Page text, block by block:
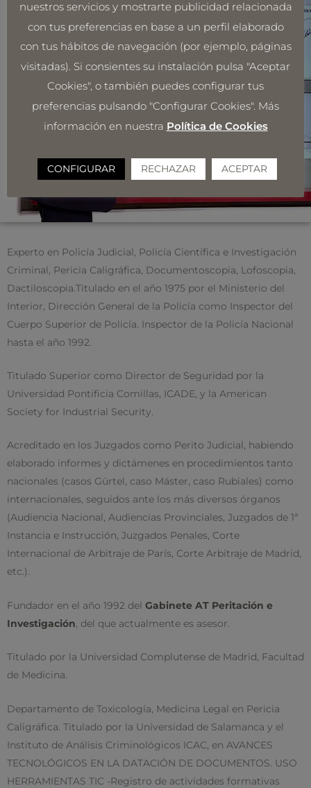
Experto en Policía Judicial, Policía Científica e Investigación
Criminal, Pericia Caligráfica, Documentoscopia, Lofoscopia,
Dactiloscopia.Titulado en el año 1975 por el Ministerio del
Interior, Dirección General de la Policía como Inspector del
Cuerpo Superior de Policía. Inspector de la Policía Nacional
hasta el año 1992.
Titulado Superior como Director de Seguridad por la
Universidad Pontificia Comillas, ICADE, y la American
Society for Industrial Security.
Acreditado en los Juzgados como Perito Judicial, habiendo
elaborado informes y dictámenes en procedimientos tanto
nacionales (casos Gürtel, caso Máster, caso Rubiales) como
internacionales, seguidos ante los más diversos órganos
(Audiencia Nacional, Audiencias Provinciales, Juzgados de 1ª
Instancia e Instrucción, Juzgados Penales, Corte
Internacional de Arbitraje de París, Corte Arbitraje de Madrid,
etc.).
Fundador en el año 1992 del Gabinete AT Peritación e
Investigación, del que actualmente es asesor.
Titulado por la Universidad Complutense de Madrid, Facultad
de Medicina.
Departamento de Toxicología, Medicina Legal en Pericia
Caligráfica. Titulado por la Universidad de Salamanca y el
Instituto de Análisis Criminológicos ICAC, en AVANCES
TECNOLÓGICOS EN LA DATACIÓN DE DOCUMENTOS. USO
HERRAMIENTAS TIC -Registro de actividades formativas
nuestros servicios y mostrarte publicidad relacionada
con tus preferencias en base a un perfil elaborado
con tus hábitos de navegación (por ejemplo, páginas
visitadas). Si consientes su instalación pulsa "Aceptar
Cookies", o también puedes configurar tus
preferencias pulsando "Configurar Cookies". Más
información en nuestra Política de Cookies
CONFIGURAR RECHAZAR ACEPTAR